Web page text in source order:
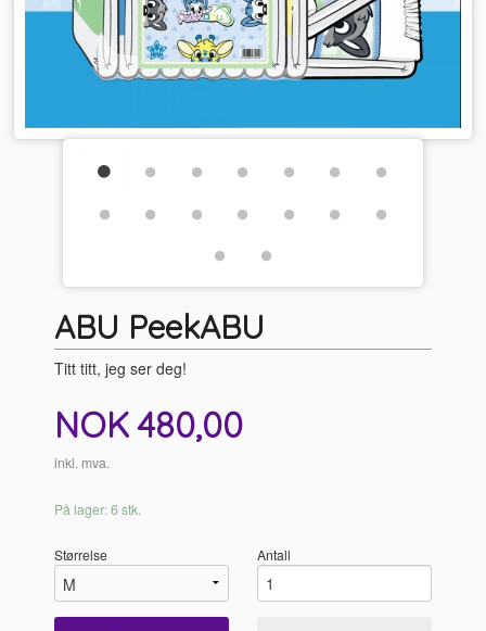
ABU PeekABU
Titt titt, jeg ser deg!
Pris
NOK480,00
inkl. mva.
På lager: 6 stk.
Størrelse Antall